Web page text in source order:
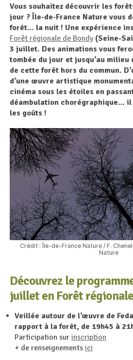
Vous souhaitez découvrir les
jour ? Île-de-France Nature vous
forêt… la nuit ! Une expérience
Forêt régionale de Bondy (Seine-
3 juillet. Des animations vous
tombée du jour et jusqu’au
de cette forêt hors du commun.
d’une œuvre artistique
cinéma sous les étoiles en
déambulation chorégraphique… il
les goûts !
Crédit : Île-de-France Nature / F.
Nature
Découvrez le
juillet en Forêt
Veillée autour de l’œuvre de
rapport à la forêt, de 19h45 à
Participation sur inscription
+ de renseignements ici